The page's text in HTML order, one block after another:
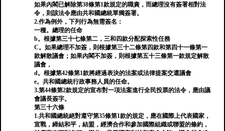
如果內閣已解除第38條第1款規定的職責，而總理沒有簽署相對法
令，則該法令應由共和國總統單獨簽署。
2.作為例外，下列行為無需簽名：
一種。總理的任命
b。根據第三十七條第二，三和四款分配探索性任務
C。如果總理不加簽，則根據第三十二條第四款和第四十一條第一
款解散議會；如果內閣不加簽，則根據第五十三條第一款規定解散
議會，
d。根據第42條第1款將經過表決的法案或法律提案交還議會
e。共和國總統行政事務人員的任命。
3.第44條第2款規定的宣布對一項法案進行全民投票的法令，應由議
會議長簽字。
第三十六條
1.共和國總統絕對遵守第​​35條第1款的規定，應在國際上代表國家，
宣戰，締結和平，結盟，經濟合作和參加國際組織或聯盟的條約，